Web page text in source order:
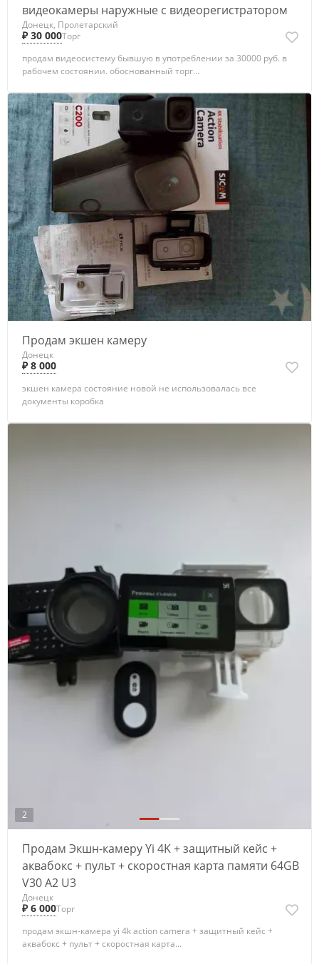
видеокамеры наружные с видеорегистратором
Донецк, Пролетарский
₽ 30 000Торг
продам видеосистему бывшую в употреблении за 30000 руб. в
рабочем состоянии. обоснованный торг...
Продам экшен камеру
Донецк
₽ 8 000
экшен камера состояние новой не использовалась все
документы коробка
2
Продам Экшн-камеру Yi 4K + защитный кейс +
аквабокс + пульт + скоростная карта памяти 64GB
V30 A2 U3
Донецк
₽ 6 000Торг
продам экшн-камера yi 4k action camera + защитный кейс +
аквабокс + пульт + скоростная карта...